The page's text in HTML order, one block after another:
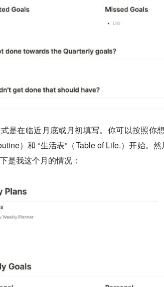
是在临近月底或月初填写。你可以按照你
）和 “生活表”（Table of Life.）开始。
是我这个月的情况：